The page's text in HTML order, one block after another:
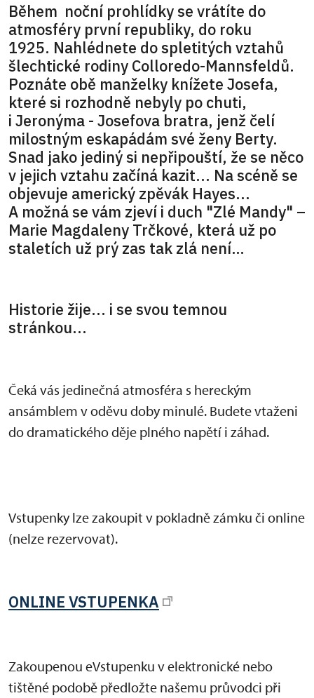
Během noční prohlídky se vrátíte do
atmosféry první republiky, do roku
1925. Nahlédnete do spletitých vztahů
šlechtické rodiny Colloredo-Mannsfeldů.
Poznáte obě manželky knížete Josefa,
které si rozhodně nebyly po chuti,
i Jeronýma - Josefova bratra, jenž čelí
milostným eskapádám své ženy Berty.
Snad jako jediný si nepřipouští, že se něco
v jejich vztahu začíná kazit... Na scéně se
objevuje americký zpěvák Hayes...
A možná se vám zjeví i duch "Zlé Mandy" –
Marie Magdaleny Trčkové, která už po
staletích už prý zas tak zlá není…
Historie žije... i se svou temnou
stránkou...
Čeká vás jedinečná atmosféra s hereckým
ansámblem v oděvu doby minulé. Budete vtaženi
do dramatického děje plného napětí i záhad.
Vstupenky lze zakoupit v pokladně zámku či online
(nelze rezervovat).
ONLINE VSTUPENKA
Zakoupenou eVstupenku v elektronické nebo
tištěné podobě předložte našemu průvodci při